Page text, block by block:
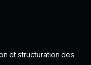
et structuration des